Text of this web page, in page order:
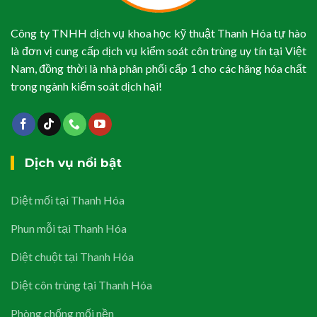
Công ty TNHH dịch vụ khoa học kỹ thuật Thanh Hóa tự hào
là đơn vị cung cấp dịch vụ kiểm soát côn trùng uy tín tại Việt
Nam, đồng thời là nhà phân phối cấp 1 cho các hãng hóa chất
trong ngành kiểm soát dịch hại!
Dịch vụ nổi bật
Diệt mối tại Thanh Hóa
Phun mỗi tại Thanh Hóa
Diệt chuột tại Thanh Hóa
Diệt côn trùng tại Thanh Hóa
Phòng chống mối nền